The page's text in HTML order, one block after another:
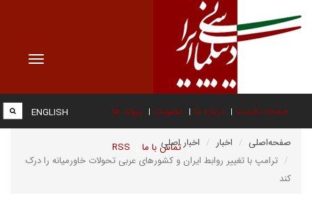
Toggle
صفحه نخست درباره ما عضویت پیوند ها
تماس با ما RSS
ENGLISH
صفحه‌اصلی اخبار
اخبار اصلی
ترامپ با تغییر روابط ایران و کشورهای عربی تحولات خاورمیانه را درک
کند